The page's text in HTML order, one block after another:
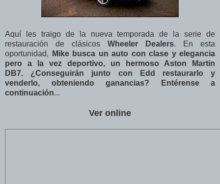
Aquí les traigo de la nueva temporada de la serie de
restauración de clásicos Wheeler Dealers. En esta
oportunidad,
Mike busca un auto con clase y elegancia
pero a la vez deportivo, un hermoso Aston Martin
DB7.
¿Conseguirán junto con Edd restaurarlo y
venderlo, obteniendo ganancias? Entérense a
continuación...
Ver online